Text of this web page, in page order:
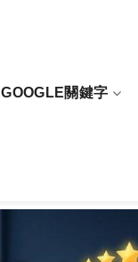
GOOGLE關鍵字